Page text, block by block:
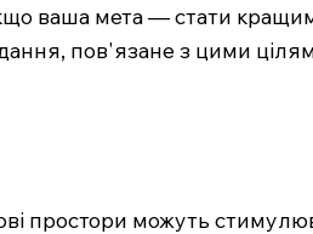
ваша мета — стати
пов'язане з цими
простори можуть